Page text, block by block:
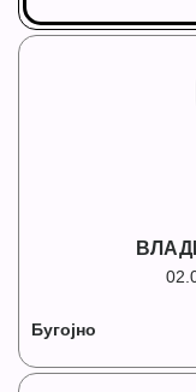
Бугојно